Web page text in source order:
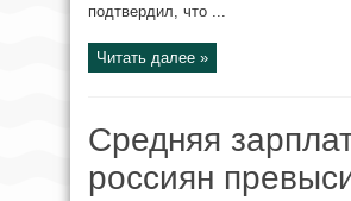
подтвердил, что ...
Читать далее »
Средняя
россиян